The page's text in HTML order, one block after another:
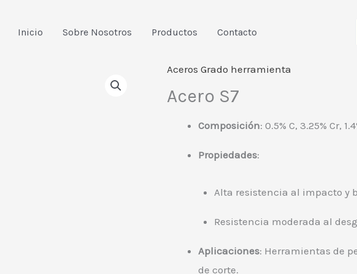
Inicio Sobre Nosotros Productos Contacto
Aceros Grado herramienta
Acero S7
Composición: 0.5% C, 3.25% Cr,
Propiedades:
Alta resistencia al impacto y
Resistencia moderada al
Aplicaciones: Herramientas de
de corte.